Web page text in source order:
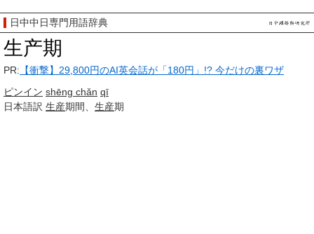
日中中日専門用語辞典
生产期
PR: 【衝撃】29,800円のAI英会話が「180円」!? 今だけの裏ワザ
ピンイン shēng chǎn qī
日本語訳 生産期間、 生産期